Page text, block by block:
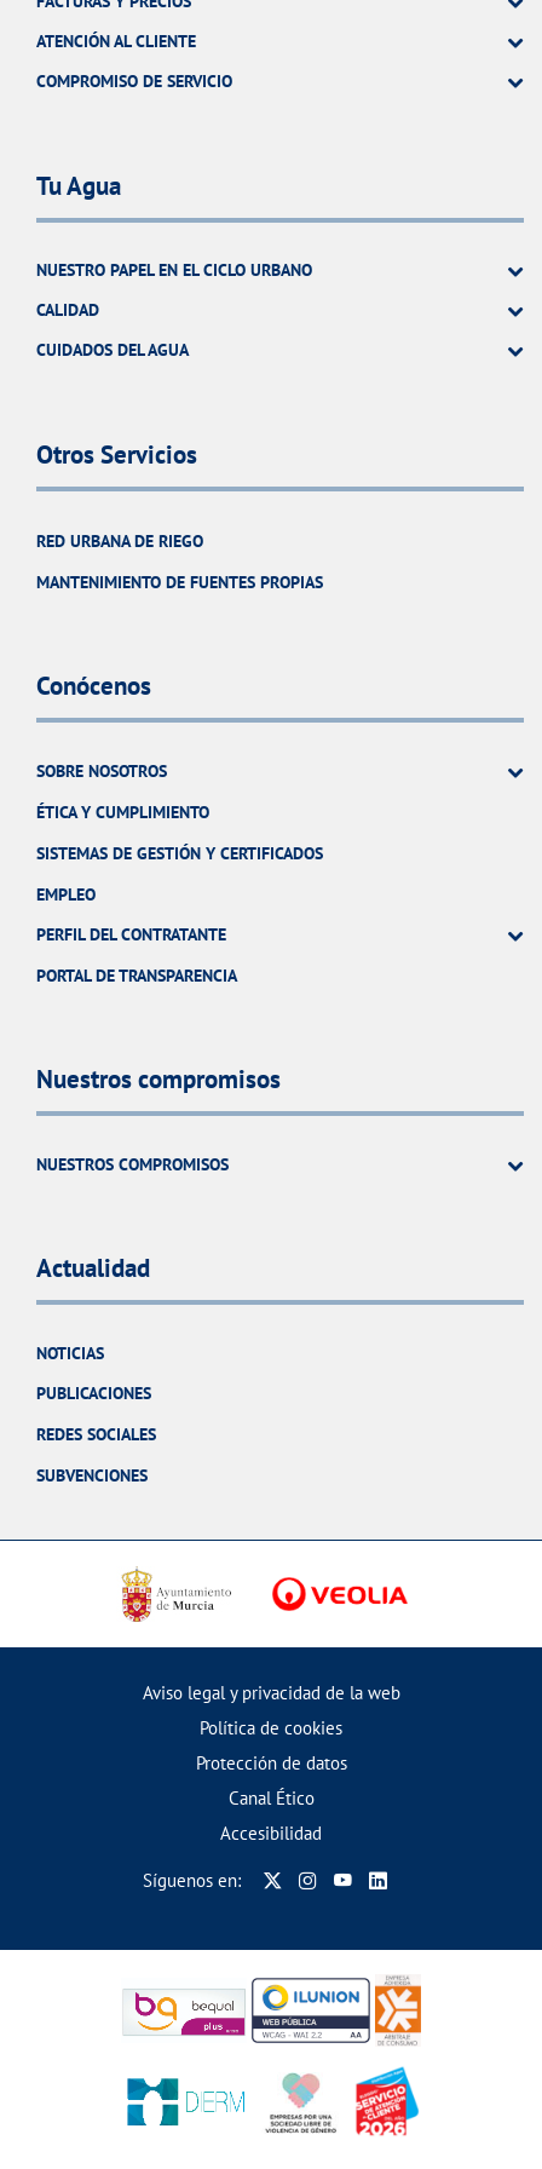
ATENCIÓN AL CLIENTE
COMPROMISO DE SERVICIO
Tu Agua
NUESTRO PAPEL EN EL CICLO URBANO
CALIDAD
CUIDADOS DEL AGUA
Otros Servicios
RED URBANA DE RIEGO
MANTENIMIENTO DE FUENTES PROPIAS
Conócenos
SOBRE NOSOTROS
ÉTICA Y CUMPLIMIENTO
SISTEMAS DE GESTIÓN Y CERTIFICADOS
EMPLEO
PERFIL DEL CONTRATANTE
PORTAL DE TRANSPARENCIA
Nuestros compromisos
NUESTROS COMPROMISOS
Actualidad
NOTICIAS
PUBLICACIONES
REDES SOCIALES
SUBVENCIONES
Aviso legal y privacidad de la web
Política de cookies
Protección de datos
Canal Ético
Accesibilidad
Síguenos en: